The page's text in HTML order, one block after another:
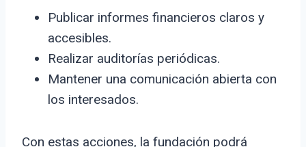
Publicar informes financieros claros y
accesibles.
Realizar auditorías periódicas.
Mantener una comunicación abierta con
los interesados.
Con estas acciones, la fundación podrá